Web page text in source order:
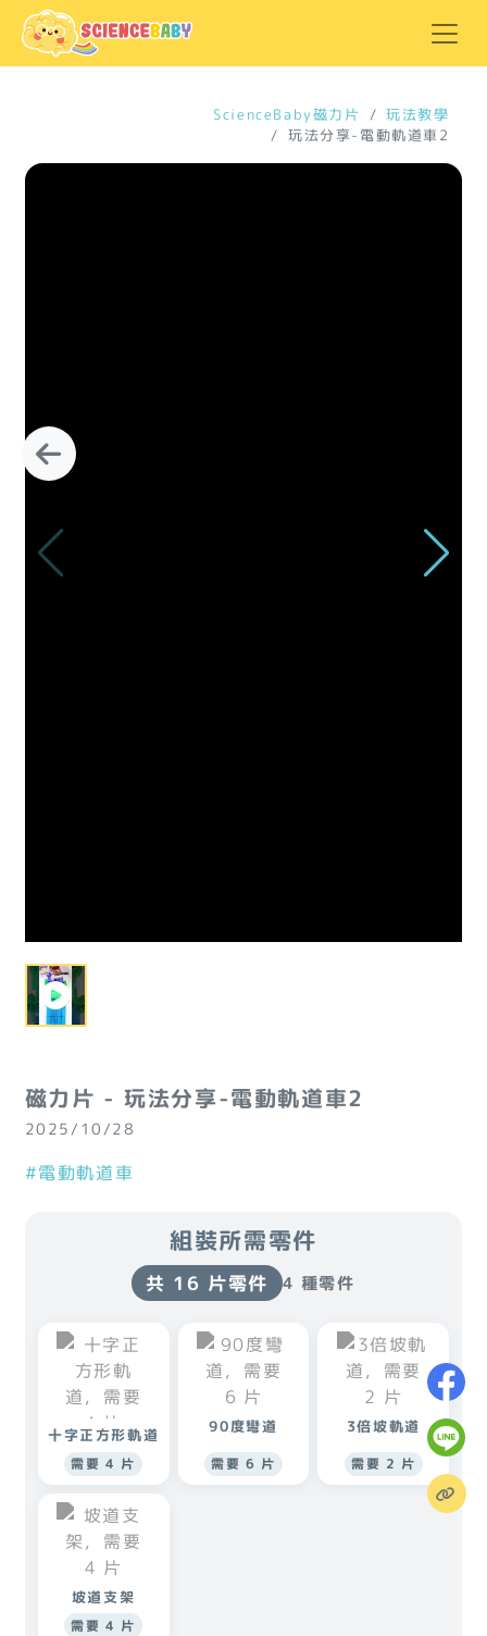
ScienceBaby磁力片
玩法教學
玩法分享-電動軌道車2
磁力片 - 玩法分享-電動軌道車2
2025/10/28
#電動軌道車
組裝所需零件
共 16 片零件 4 種零件
十字正方形軌道
需要 4 片
90度彎道
需要 6 片
3倍坡軌道
需要 2 片
坡道支架
需要 4 片